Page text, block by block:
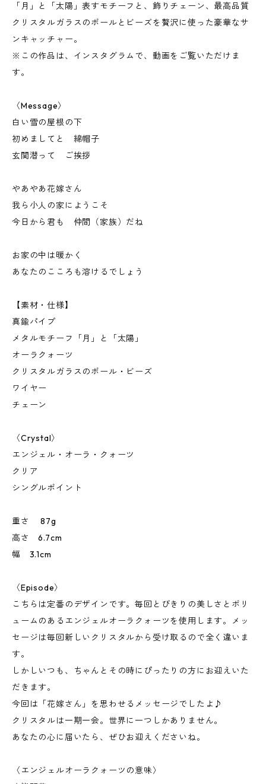
「月」と「太陽」表すモチーフと、飾りチェーン、最高品質
クリスタルガラスのボールとビーズを贅沢に使った豪華なサ
ンキャッチャー。
※この作品は、インスタグラムで、動画をご覧いただけま
す。
〈Message〉
白い雪の屋根の下
初めましてと 綿帽子
玄関潜って ご挨拶
やあやあ花嫁さん
我ら小人の家にようこそ
今日から君も 仲間（家族）だね
お家の中は暖かく
あなたのこころも溶けるでしょう
【素材・仕様】
真鍮パイプ
メタルモチーフ「月」と「太陽」
オーラクォーツ
クリスタルガラスのボール・ビーズ
ワイヤー
チェーン
〈Crystal〉
エンジェル・オーラ・クォーツ
クリア
シングルポイント
重さ 87g
高さ 6.7cm
幅 3.1cm
〈Episode〉
こちらは定番のデザインです。毎回とびきりの美しさとボリ
ュームのあるエンジェルオーラクォーツを使用します。メッ
セージは毎回新しいクリスタルから受け取るので全く違いま
す。
しかしいつも、ちゃんとその時にぴったりの方にお迎えいた
だきます。
今回は「花嫁さん」を思わせるメッセージでしたよ♪
クリスタルは一期一会。世界に一つしかありません。
あなたの心に届いたら、ぜひお迎えくださいね。
〈エンジェルオーラクォーツの意味〉